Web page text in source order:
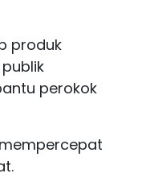
produk
perokok